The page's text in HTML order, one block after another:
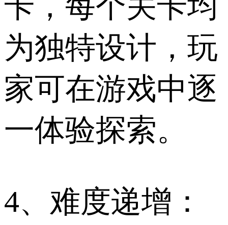
为独特设计，玩
家可在游戏中逐
一体验探索。
4、难度递增：